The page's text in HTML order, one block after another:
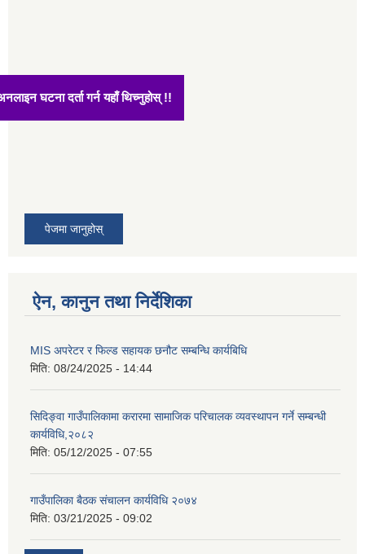
पेजमा जानुहोस्
ऐन, कानुन तथा निर्देशिका
MIS अपरेटर र फिल्ड सहायक छनौट सम्बन्धि कार्यबिधि
मिति: 08/24/2025 - 14:44
सिदिङ्वा गाउँपालिकामा करारमा सामाजिक परिचालक व्यवस्थापन गर्ने सम्बन्धी
कार्यविधि,२०८२
मिति: 05/12/2025 - 07:55
गाउँपालिका बैठक संचालन कार्यविधि २०७४
मिति: 03/21/2025 - 09:02
अनलाइन घटना दर्ता गर्न यहाँ थिच्नुहोस् !!